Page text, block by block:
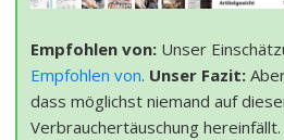
Empfohlen von: Unser
Empfohlen von. Unser Fazit:
dass möglichst niemand auf
Verbrauchertäuschung hereinfällt.